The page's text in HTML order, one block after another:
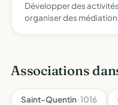
Développer des
organiser des
Associations
Saint-Quentin· 1016